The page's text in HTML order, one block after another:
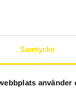
Samtycke
använder
enkla mätningar